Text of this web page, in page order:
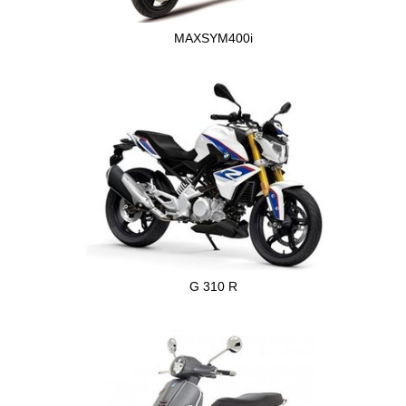
MAXSYM400i
G 310 R